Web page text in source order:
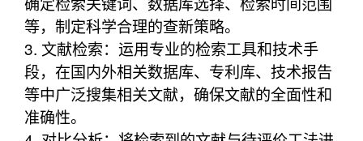
等，制定科学合理的查新策略。
3. 文献检索：运用专业的检索工具和技术手
段，在国内外相关数据库、专利库、技术报告
等中广泛搜集相关文献，确保文献的全面性和
准确性。